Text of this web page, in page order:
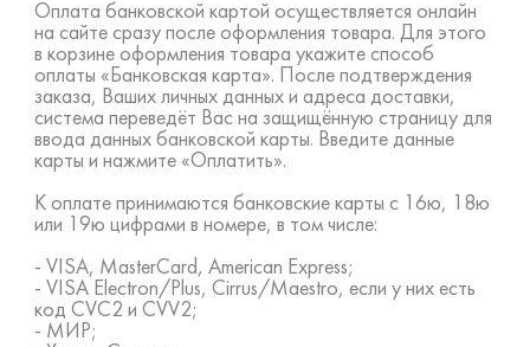
Оплата банковской картой осуществляется онлайн
на сайте сразу после оформления товара. Для этого
в корзине оформления товара укажите способ
оплаты «Банковская карта». После подтверждения
заказа, Ваших личных данных и адреса доставки,
система переведёт Вас на защищённую страницу для
ввода данных банковской карты. Введите данные
карты и нажмите «Оплатить».
К оплате принимаются банковские карты с 16ю, 18ю
или 19ю цифрами в номере, в том числе:
- VISA, MasterCard, American Express;
- VISA Electron/Plus, Cirrus/Maestro, если у них есть
код CVC2 и CVV2;
- МИР;